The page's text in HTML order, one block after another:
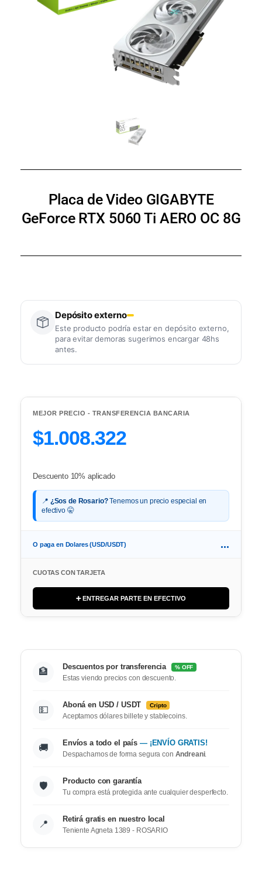
Placa de Video GIGABYTE
GeForce RTX 5060 Ti AERO OC 8G
Depósito externo
Este producto podría estar en depósito externo,
para evitar demoras sugerimos encargar 48hs
antes.
MEJOR PRECIO - TRANSFERENCIA BANCARIA
$1.008.322
Descuento 10% aplicado
📍 ¿Sos de Rosario?Tenemos un precio especial en
efectivo 🤫
O paga en Dolares (USD/USDT) ...
CUOTAS CON TARJETA
➕ ENTREGAR PARTE EN EFECTIVO
🏦 Descuentos por transferencia % OFF
Estas viendo precios con descuento.
💵 Aboná en USD / USDT Cripto
Aceptamos dólares billete y stablecoins.
🚚 Envíos a todo el país — ¡ENVÍO GRATIS!
Despachamos de forma segura con Andreani.
🛡️ Producto con garantía
Tu compra está protegida ante cualquier desperfecto.
📍 Retirá gratis en nuestro local
Teniente Agneta 1389 - ROSARIO